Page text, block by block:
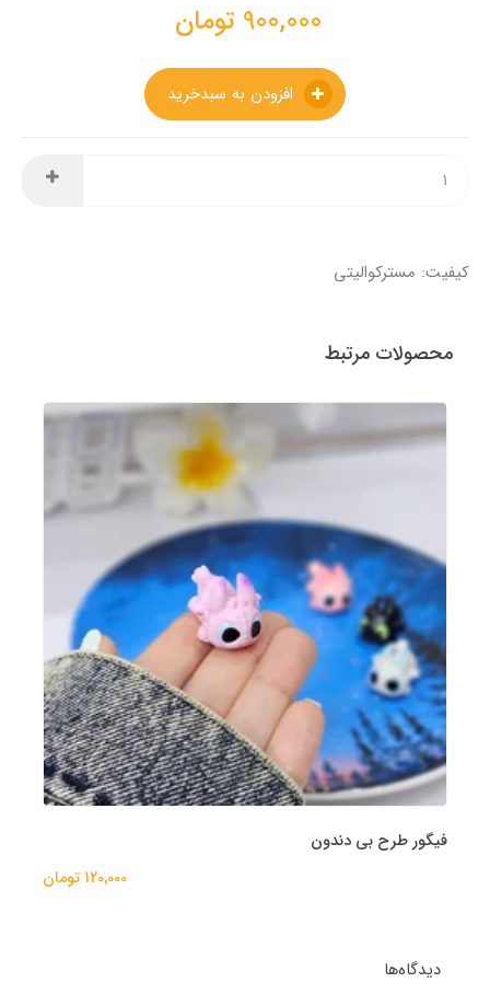
900,000 تومان
کیفیت: مسترکوالیتی
محصولات مرتبط
فیگور طرح بی دندون
120,000 تومان
دیدگاه‌ها